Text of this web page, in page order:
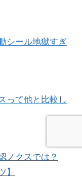
シール地獄すぎ
って他と比較し
ノクスでは？
】